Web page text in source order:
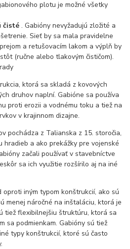
plotu je možné všetky
čisté . Gabióny nevyžadujú zložité a
Sieť by sa mala pravidelne
a retušovacím lakom a výplň by
(ručne alebo tlakovým čističom).
ktorá sa skladá z kovových
druhov naplní. Gabióne sa používa
proti erozii a vodnému toku a tiež na
v krajinnom dizajne.
pochádza z Talianska z 15. storočia,
hradieb a ako prekážky pre vojenské
začali používať v stavebníctve
sa ich využitie rozšírilo aj na iné
oproti iným typom konštrukcií, ako sú
menej náročné na inštaláciu, ktorá je
tiež flexibilnejšiu štruktúru, ktorá sa
sa podmienkam. Gabióny sú tiež
typy konštrukcií, ktoré sú často